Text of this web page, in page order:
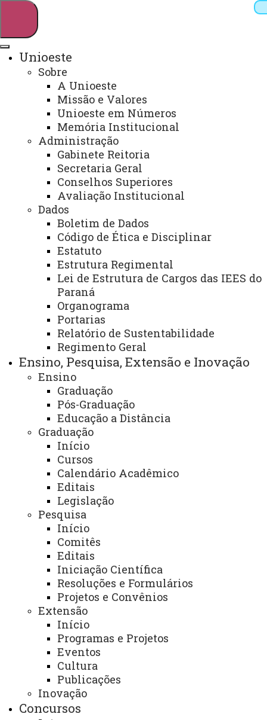
Webmail Sistemas
Telefones
Arquivo Virtual
Campus
Unioeste
Sobre
A Unioeste
Missão e Valores
Unioeste em Números
Memória Institucional
Administração
Gabinete Reitoria
Secretaria Geral
Conselhos Superiores
Avaliação Institucional
Dados
Boletim de Dados
Código de Ética e Disciplinar
Estatuto
Estrutura Regimental
Lei de Estrutura de Cargos das IEES do
Paraná
Organograma
Portarias
Relatório de Sustentabilidade
Regimento Geral
Ensino, Pesquisa, Extensão e Inovação
Ensino
Graduação
Pós-Graduação
Educação a Distância
Graduação
Início
Cursos
Calendário Acadêmico
Editais
Legislação
Pesquisa
Início
Comitês
Editais
Iniciação Científica
Resoluções e Formulários
Projetos e Convênios
Extensão
Início
Programas e Projetos
Eventos
Cultura
Publicações
Inovação
Concursos
Psicologia Pronera - Vagas
Remanescentes - Segunda
Edição
Matrículas - 1° Chamada - Psicologia
PRONERA - Vagas Remanescentes
2° Edição
CLIQUE PARA ACESSAR O EDITAL DE
CONVOCAÇÃO DE MATRÍCULAS - 1° Chamada -
Vagas Remanescentes - 2° Edição
23 de julho de 2026
Leia Mais
Resultado das Segunda Edição de
Vagas Remanescentes para
Psicologia/Foz - Convênio Pronera
Clique aqui para acesso ao Resultado das
Segunda Edição de Vagas Remanescentes para
Psicologia/Foz - Convênio Pronera
23 de julho de 2026
Leia Mais